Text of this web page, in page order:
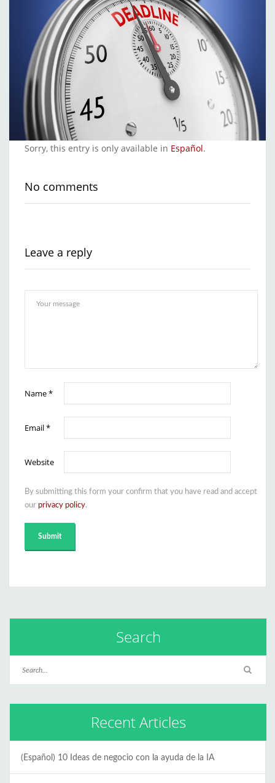
Sorry, this entry is only available in Español.
No comments
Leave a reply
Name*
Email*
Website
By submitting this form your confirm that you have read and accept
our privacy policy.
Search
Recent Articles
(Español) 10 Ideas de negocio con la ayuda de la IA